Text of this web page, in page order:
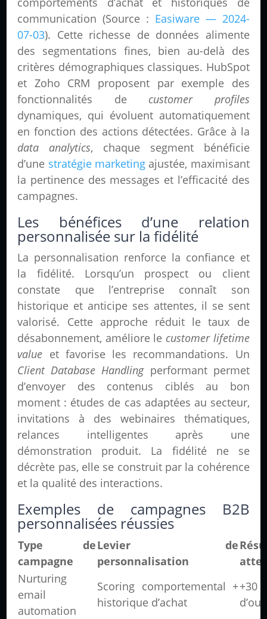
communication (Source : Easiware — 2024-
07-03). Cette richesse de données alimente
des segmentations fines, bien au-delà des
critères démographiques classiques. HubSpot
et Zoho CRM proposent par exemple des
fonctionnalités de customer profiles
dynamiques, qui évoluent automatiquement
en fonction des actions détectées. Grâce à la
data analytics, chaque segment bénéficie
d’une stratégie marketing ajustée, maximisant
la pertinence des messages et l’efficacité des
campagnes.
Les bénéfices d’une relation
personnalisée sur la fidélité
La personnalisation renforce la confiance et
la fidélité. Lorsqu’un prospect ou client
constate que l’entreprise connaît son
historique et anticipe ses attentes, il se sent
valorisé. Cette approche réduit le taux de
désabonnement, améliore le customer lifetime
value et favorise les recommandations. Un
Client Database Handlingperformant permet
d’envoyer des contenus ciblés au bon
moment : études de cas adaptées au secteur,
invitations à des webinaires thématiques,
relances intelligentes après une
démonstration produit. La fidélité ne se
décrète pas, elle se construit par la cohérence
et la qualité des interactions.
Exemples de campagnes B2B
personnalisées réussies
Type de
campagne
Levier de
personnalisation
Nurturing
email
automation
Scoring comportemental +
historique d’achat
+30